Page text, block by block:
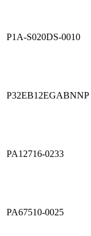
P1A-S020DS-0010
P32EB12EGABNNP
PA12716-0233
PA67510-0025